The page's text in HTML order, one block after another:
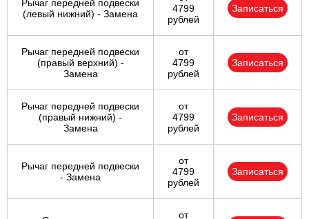
Рычаг передней подвески
(левый нижний) - Замена
4799
рублей
Записаться
Рычаг передней подвески
(правый верхний) -
Замена
от
4799
рублей
Записаться
Рычаг передней подвески
(правый нижний) -
Замена
от
4799
рублей
Записаться
Рычаг передней подвески
- Замена
от
4799
рублей
Записаться
от